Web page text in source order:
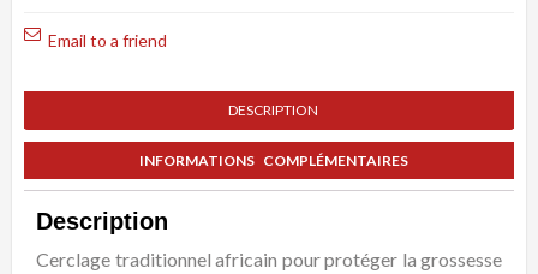
africain
la
grossesse
Email to a friend
DESCRIPTION
INFORMATIONS COMPLÉMENTAIRES
Description
Cerclage traditionnel africain pour protéger la grossesse